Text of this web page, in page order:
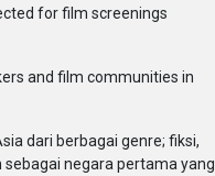
for film screenings
and film communities in
dari berbagai genre; fiksi,
negara pertama yang